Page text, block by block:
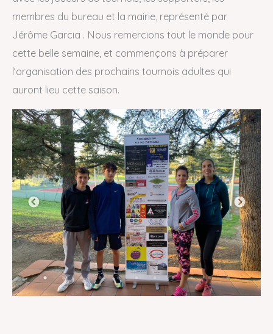
membres du bureau et la mairie, représenté par
Jérôme Garcia . Nous remercions tout le monde pour
cette belle semaine, et commençons à préparer
l’organisation des prochains tournois adultes qui
auront lieu cette saison.